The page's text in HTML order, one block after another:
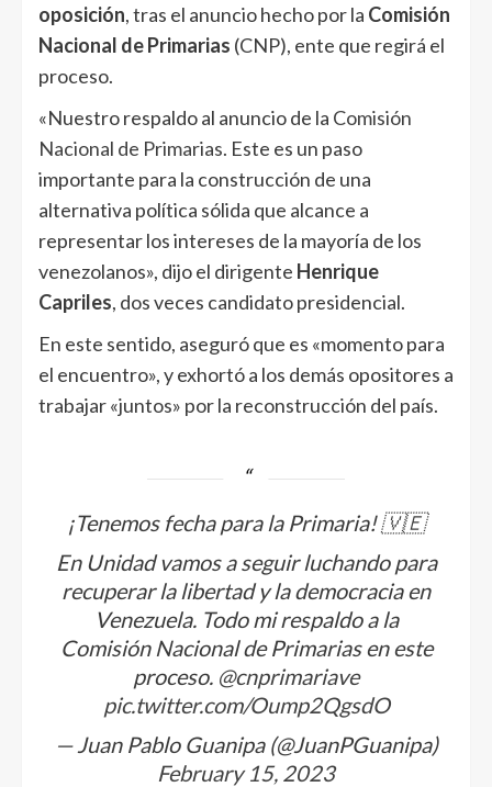
oposición, tras el anuncio hecho por la Comisión
Nacional de Primarias (CNP), ente que regirá el
proceso.
«Nuestro respaldo al anuncio de la Comisión
Nacional de Primarias. Este es un paso
importante para la construcción de una
alternativa política sólida que alcance a
representar los intereses de la mayoría de los
venezolanos», dijo el dirigente Henrique
Capriles, dos veces candidato presidencial.
En este sentido, aseguró que es «momento para
el encuentro», y exhortó a los demás opositores a
trabajar «juntos» por la reconstrucción del país.
¡Tenemos fecha para la Primaria! 🇻🇪
En Unidad vamos a seguir luchando para
recuperar la libertad y la democracia en
Venezuela. Todo mi respaldo a la
Comisión Nacional de Primarias en este
proceso. @cnprimariave
pic.twitter.com/Oump2QgsdO
— Juan Pablo Guanipa (@JuanPGuanipa)
February 15, 2023